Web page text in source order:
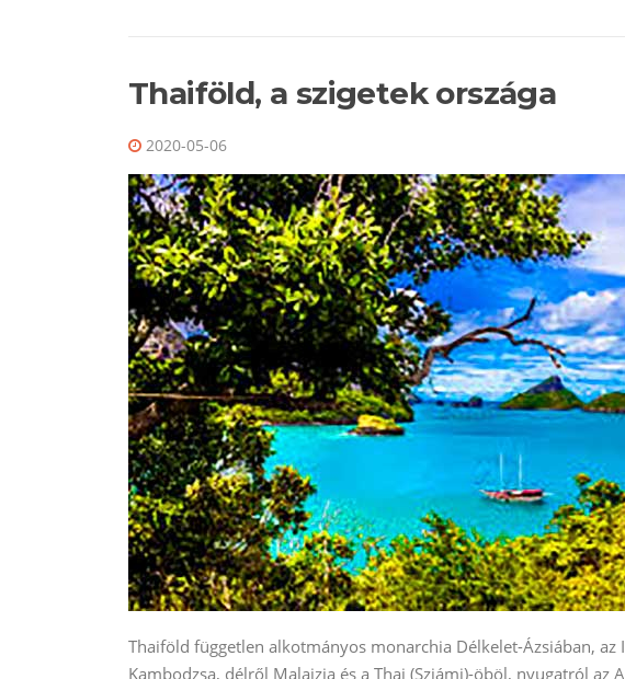
Thaiföld, a szigetek országa
2020-05-06
Thaiföld független alkotmányos monarchia Délkelet-Ázsiában, az
Kambodzsa, délről Malajzia és a Thai (Sziámi)-öböl, nyugatról